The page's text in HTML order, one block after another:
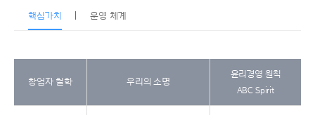
핵심가치 운영체계
창업자철학 우리의소명
윤리경영원칙
ABCSpirit